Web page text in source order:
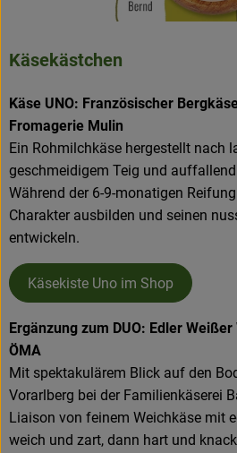
Käsekästchen
Käse UNO: Französischer
Fromagerie Mulin
Ein Rohmilchkäse hergestellt nach
geschmeidigem Teig und
Während der 6-9-monatigen
Charakter ausbilden und seinen
entwickeln.
Käsekiste Uno im Shop
Ergänzung zum DUO: Edler
ÖMA
Mit spektakulärem Blick auf den
Vorarlberg bei der Familienkäserei
Liaison von feinem Weichkäse mit
weich und zart, dann hart und